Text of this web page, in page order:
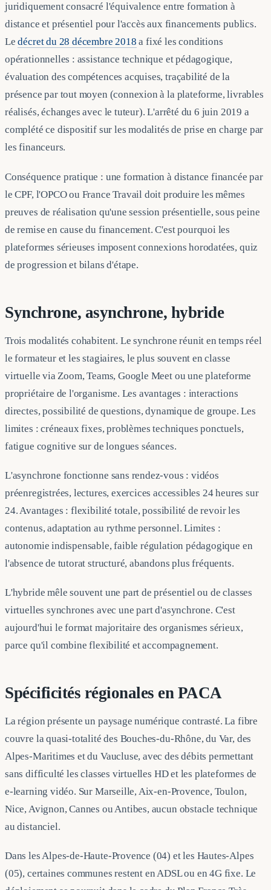
juridiquement consacré l'équivalence entre formation à
distance et présentiel pour l'accès aux financements publics.
Ledécret du 28 décembre 2018 a fixé les conditions
opérationnelles : assistance technique et pédagogique,
évaluation des compétences acquises, traçabilité de la
présence par tout moyen (connexion à la plateforme, livrables
réalisés, échanges avec le tuteur). L'arrêté du 6 juin 2019 a
complété ce dispositif sur les modalités de prise en charge par
les financeurs.
Conséquence pratique : une formation à distance financée par
le CPF, l'OPCO ou France Travail doit produire les mêmes
preuves de réalisation qu'une session présentielle, sous peine
de remise en cause du financement. C'est pourquoi les
plateformes sérieuses imposent connexions horodatées, quiz
de progression et bilans d'étape.
Synchrone, asynchrone, hybride
Trois modalités cohabitent. Le synchrone réunit en temps réel
le formateur et les stagiaires, le plus souvent en classe
virtuelle via Zoom, Teams, Google Meet ou une plateforme
propriétaire de l'organisme. Les avantages : interactions
directes, possibilité de questions, dynamique de groupe. Les
limites : créneaux fixes, problèmes techniques ponctuels,
fatigue cognitive sur de longues séances.
L'asynchrone fonctionne sans rendez-vous : vidéos
préenregistrées, lectures, exercices accessibles 24 heures sur
24. Avantages : flexibilité totale, possibilité de revoir les
contenus, adaptation au rythme personnel. Limites :
autonomie indispensable, faible régulation pédagogique en
l'absence de tutorat structuré, abandons plus fréquents.
L'hybride mêle souvent une part de présentiel ou de classes
virtuelles synchrones avec une part d'asynchrone. C'est
aujourd'hui le format majoritaire des organismes sérieux,
parce qu'il combine flexibilité et accompagnement.
Spécificités régionales en PACA
La région présente un paysage numérique contrasté. La fibre
couvre la quasi-totalité des Bouches-du-Rhône, du Var, des
Alpes-Maritimes et du Vaucluse, avec des débits permettant
sans difficulté les classes virtuelles HD et les plateformes de
e-learning vidéo. Sur Marseille, Aix-en-Provence, Toulon,
Nice, Avignon, Cannes ou Antibes, aucun obstacle technique
au distanciel.
Dans les Alpes-de-Haute-Provence (04) et les Hautes-Alpes
(05), certaines communes restent en ADSL ou en 4G fixe. Le